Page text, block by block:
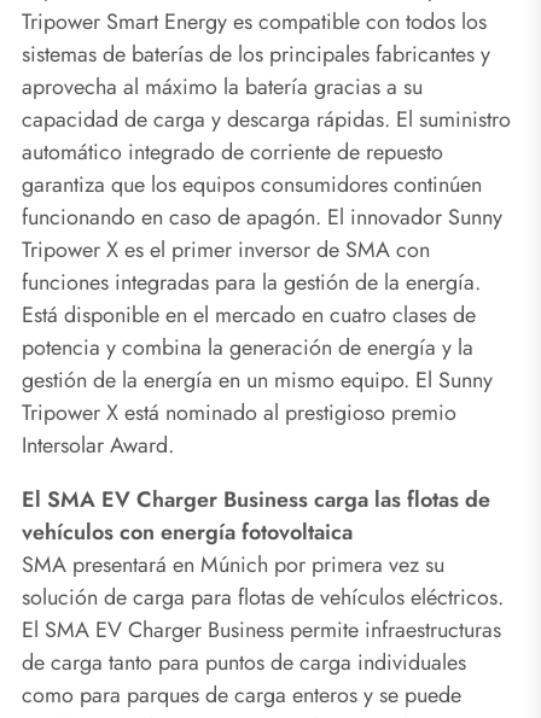
Tripower Smart Energy es compatible con todos los
sistemas de baterías de los principales fabricantes y
aprovecha al máximo la batería gracias a su
capacidad de carga y descarga rápidas. El suministro
automático integrado de corriente de repuesto
garantiza que los equipos consumidores continúen
funcionando en caso de apagón. El innovador Sunny
Tripower X es el primer inversor de SMA con
funciones integradas para la gestión de la energía.
Está disponible en el mercado en cuatro clases de
potencia y combina la generación de energía y la
gestión de la energía en un mismo equipo. El Sunny
Tripower X está nominado al prestigioso premio
Intersolar Award.
El SMA EV Charger Business carga las flotas de
vehículos con energía fotovoltaica
SMA presentará en Múnich por primera vez su
solución de carga para flotas de vehículos eléctricos.
El SMA EV Charger Business permite infraestructuras
de carga tanto para puntos de carga individuales
como para parques de carga enteros y se puede